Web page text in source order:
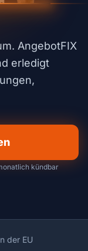
AngebotFIX
erledigt
kündbar
der EU